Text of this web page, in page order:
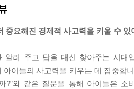
중요해진 경제적 사고력을 키울 수 있
알려 주고 답을 대신 찾아주는 시대
아이들의 사고력을 키우는 데 집중합
?”와 같은 질문을 통해 아이들은